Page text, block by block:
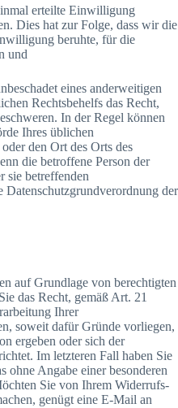
erteilte Einwilligung
Dies hat zur Folge, dass wir die
beruhte, für die
und
eines anderweitigen
Rechtsbehelfs das Recht,
In der Regel können
Ihres üblichen
den Ort des Orts des
die betroffene Person der
sie betreffenden
Datenschutzgrundverordnung der
auf Grundlage von berechtigten
das Recht, gemäß Art. 21
Ihrer
soweit dafür Gründe vorliegen,
ergeben oder sich der
Im letzteren Fall haben Sie
ohne Angabe einer besonderen
Sie von Ihrem Widerrufs-
genügt eine E-Mail an